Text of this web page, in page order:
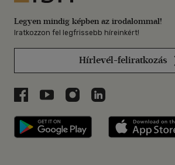
Legyen mindig képben az irodalommal!
Iratkozzon fel legfrissebb híreinkért!
Hírlevél-feliratkozás
Libri a Facebookon
Libri a Youtube-on
Libri az Instagramon
Libri a
Libri applikáció